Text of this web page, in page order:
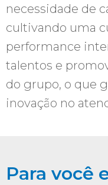
necessidade de
cultivando uma
performance
talentos e
do grupo, o que
inovação no
Para você